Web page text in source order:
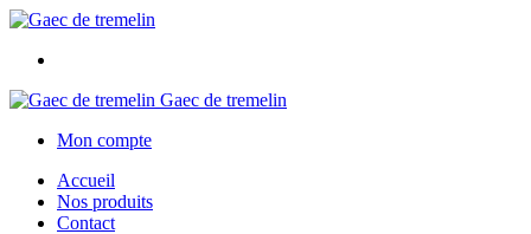
Gaec de tremelin
Mon compte
Accueil
Nos produits
Contact